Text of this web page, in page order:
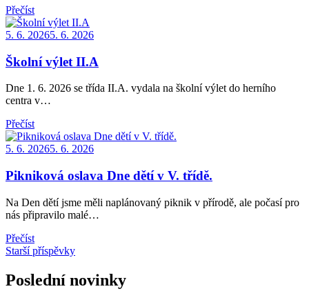
Přečíst
Posted
5. 6. 20265. 6. 2026
Školní výlet II.A
Dne 1. 6. 2026 se třída II.A. vydala na školní výlet do herního
centra v…
Přečíst
Posted
5. 6. 20265. 6. 2026
Pikniková oslava Dne dětí v V. třídě.
Na Den dětí jsme měli naplánovaný piknik v přírodě, ale počasí pro
nás připravilo malé…
Přečíst
Navigace
pro
příspěvky
Starší příspěvky
Poslední novinky